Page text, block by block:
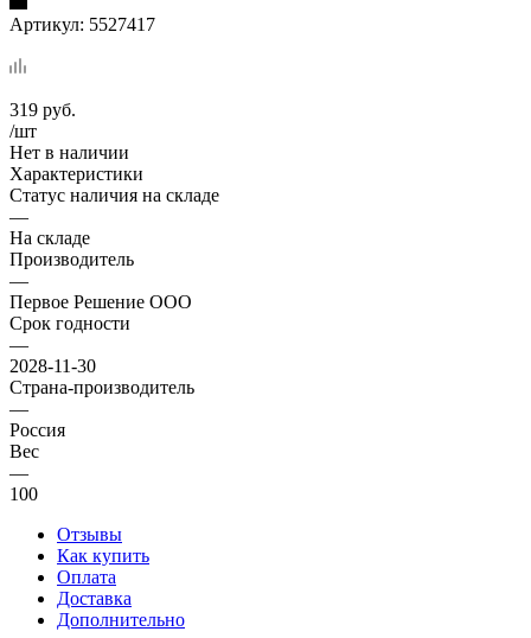
Артикул: 5527417
319 руб.
/шт
Нет в наличии
Характеристики
Статус наличия на складе
—
На складе
Производитель
—
Первое Решение ООО
Срок годности
—
2028-11-30
Страна-производитель
—
Россия
Вес
—
100
Отзывы
Как купить
Оплата
Доставка
Дополнительно